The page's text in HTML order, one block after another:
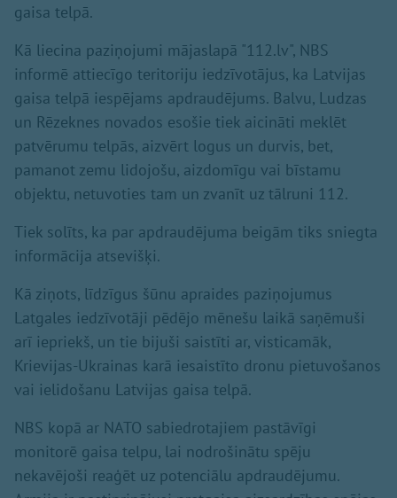
gaisa telpā.
Kā liecina paziņojumi mājaslapā "112.lv", NBS
informē attiecīgo teritoriju iedzīvotājus, ka Latvijas
gaisa telpā iespējams apdraudējums. Balvu, Ludzas
un Rēzeknes novados esošie tiek aicināti meklēt
patvērumu telpās, aizvērt logus un durvis, bet,
pamanot zemu lidojošu, aizdomīgu vai bīstamu
objektu, netuvoties tam un zvanīt uz tālruni 112.
Tiek solīts, ka par apdraudējuma beigām tiks sniegta
informācija atsevišķi.
Kā ziņots, līdzīgus šūnu apraides paziņojumus
Latgales iedzīvotāji pēdējo mēnešu laikā saņēmuši
arī iepriekš, un tie bijuši saistīti ar, visticamāk,
Krievijas-Ukrainas karā iesaistīto dronu pietuvošanos
vai ielidošanu Latvijas gaisa telpā.
NBS kopā ar NATO sabiedrotajiem pastāvīgi
monitorē gaisa telpu, lai nodrošinātu spēju
nekavējoši reaģēt uz potenciālu apdraudējumu.